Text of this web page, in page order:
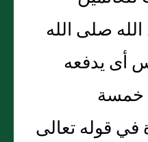
صلى الله
أى يدفعه
خمسة
في قوله تعالى